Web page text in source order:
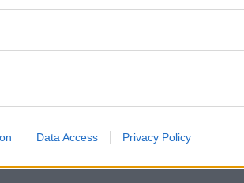
Data Access Privacy Policy